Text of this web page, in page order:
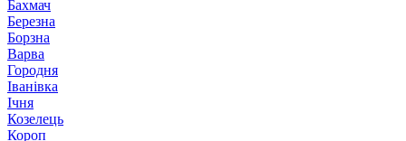
Бахмач
Березна
Борзна
Варва
Городня
Іванівка
Ічня
Козелець
Короп